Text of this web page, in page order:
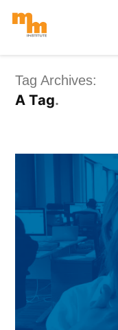
Skip
Tag Archives:
A Tag